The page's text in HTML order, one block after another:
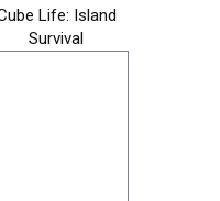
Life: Island
Survival